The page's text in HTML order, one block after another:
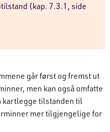
(kap. 7.3.1, side
går først og fremst ut
men kan også omfatte
kartlegge tilstanden til
mer tilgjengelige for